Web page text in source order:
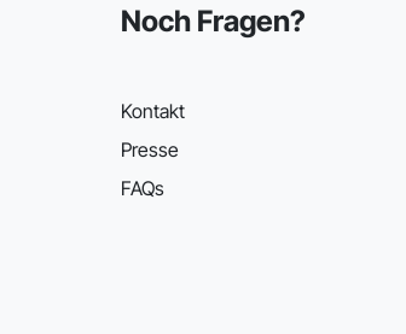
Noch Fragen?
Kontakt
Presse
FAQs